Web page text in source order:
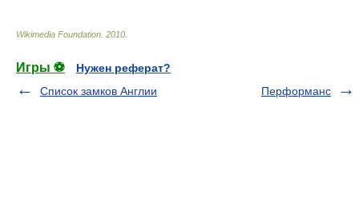
Wikimedia Foundation 2010
Игры ⚽
Нужен реферат?
Список замков Англии
Перформанс